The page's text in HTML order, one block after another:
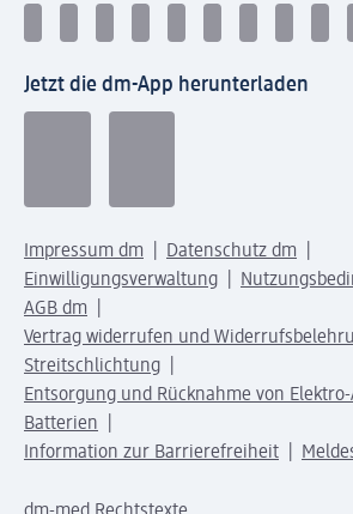
Jetzt die dm-App herunterladen
Impressum dm
Datenschutz dm
Einwilligungsverwaltung
AGB dm
Vertrag widerrufen und
Streitschlichtung
Entsorgung und Rücknahme von
Batterien
Information zur Barrierefreiheit